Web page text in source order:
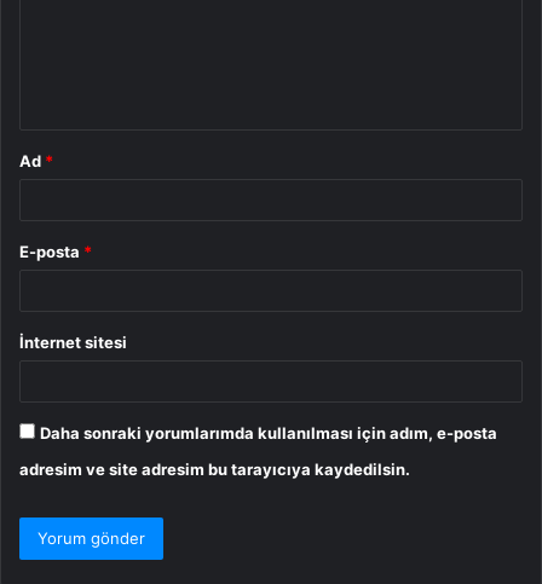
Ad *
E-posta *
İnternet sitesi
Daha sonraki yorumlarımda kullanılması için adım, e-posta
adresim ve site adresim bu tarayıcıya kaydedilsin.